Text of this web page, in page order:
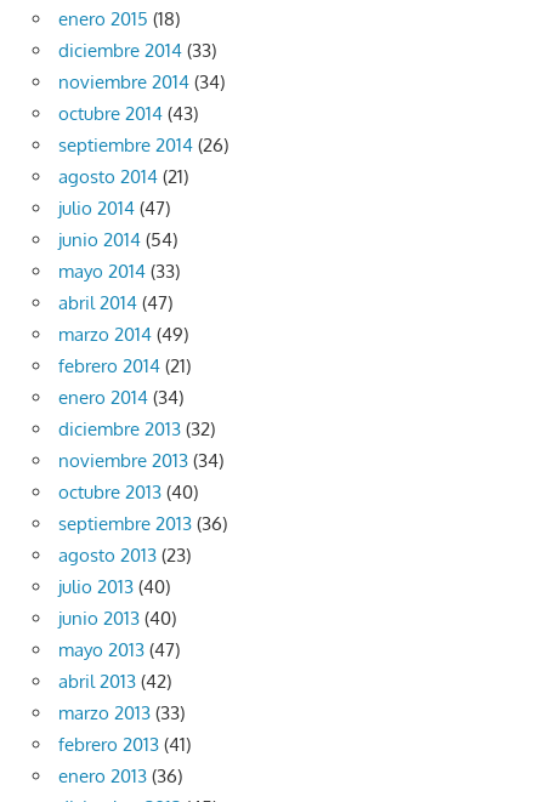
enero 2015 (18)
diciembre 2014 (33)
noviembre 2014 (34)
octubre 2014 (43)
septiembre 2014 (26)
agosto 2014 (21)
julio 2014 (47)
junio 2014 (54)
mayo 2014 (33)
abril 2014 (47)
marzo 2014 (49)
febrero 2014 (21)
enero 2014 (34)
diciembre 2013 (32)
noviembre 2013 (34)
octubre 2013 (40)
septiembre 2013 (36)
agosto 2013 (23)
julio 2013 (40)
junio 2013 (40)
mayo 2013 (47)
abril 2013 (42)
marzo 2013 (33)
febrero 2013 (41)
enero 2013 (36)